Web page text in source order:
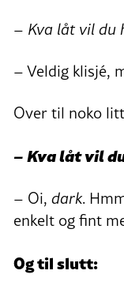
– Kva låt vil du
– Veldig klisjé,
Over til noko
– Kva låt vil
– Oi, dark.
enkelt og fint
Og til slutt: